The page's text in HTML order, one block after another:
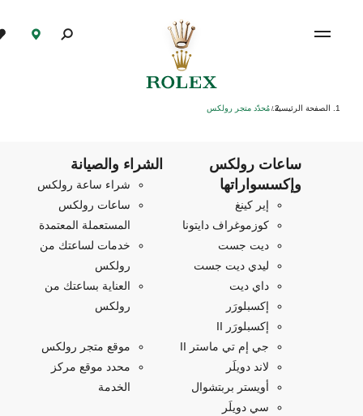
الصفحة الرئيسية/ مُحدّد متجر رولكس
ساعات رولكس
وإكسسواراتها
إير كينغ
كوزموغراف دايتونا
ديت جست
ليدي ديت جست
داي ديت
إكسبلورَر
إكسبلورَر II
جي إم تي ماستر II
لاند دويلَر
أويستر بربتشوال
سي دويلَر
الشراء والصيانة
شراء ساعة رولكس
ساعات رولكس
المستعملة المعتمدة
خدمات لساعتك من
رولكس
العناية بساعتك من
رولكس
موقع متجر رولكس
محدد موقع مركز
الخدمة